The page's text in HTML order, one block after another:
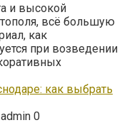
и высокой
всё большую
как
при возведении
как выбрать
admin 0